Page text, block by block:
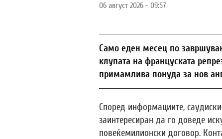
06 август 2026 - 09:57
Само еден месец по
клупата на француската
примамлива понуда за нов
Според информациите,
заинтересиран да го доведе
повеќемилионски договор.